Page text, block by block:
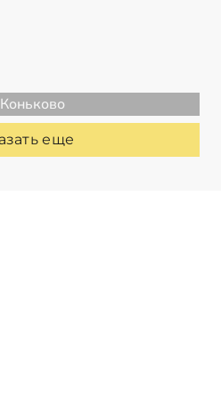
Коньково
еще